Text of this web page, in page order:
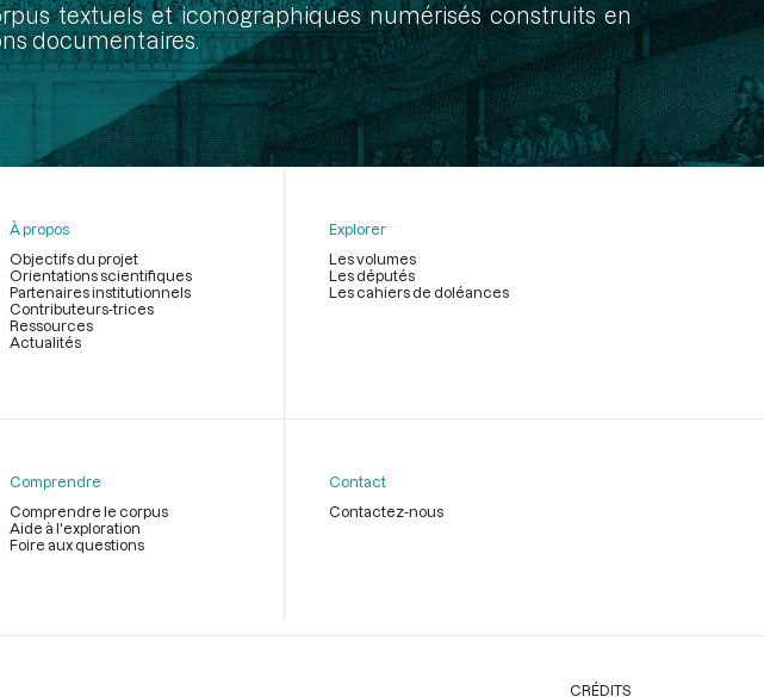
textuels et iconographiques numérisés construits en
documentaires.
À propos
Objectifs du projet
Orientations scientifiques
Partenaires institutionnels
Contributeurs-trices
Ressources
Actualités
Explorer
Les volumes
Les députés
Les cahiers de doléances
Comprendre
Comprendre le corpus
Aide à l'exploration
Foire aux questions
Contact
Contactez-nous
CRÉDITS